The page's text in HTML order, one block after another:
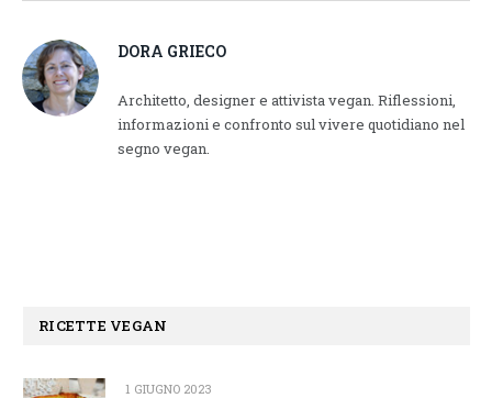
DORA GRIECO
Architetto, designer e attivista vegan. Riflessioni,
informazioni e confronto sul vivere quotidiano nel
segno vegan.
RICETTE VEGAN
1 GIUGNO 2023